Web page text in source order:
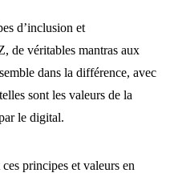
d’inclusion et
de véritables mantras aux
dans la différence, avec
sont les valeurs de la
le digital.
principes et valeurs en